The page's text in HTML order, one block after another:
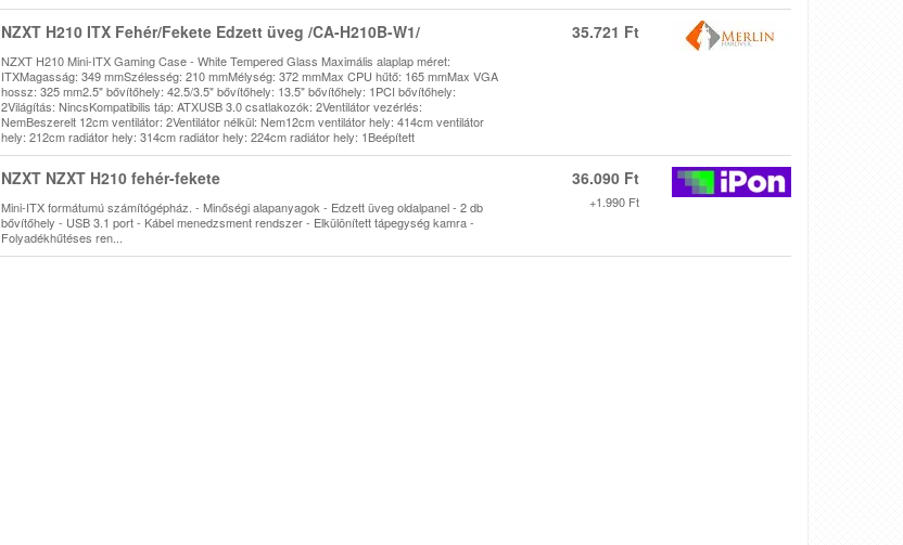
NZXT H210 ITX Fehér/Fekete Edzett üveg /CA-H210B-W1/
NZXT H210 Mini-ITX Gaming Case - White Tempered Glass Maximális alaplap méret:
ITXMagasság: 349 mmSzélesség: 210 mmMélység: 372 mmMax CPU hűtő: 165 mmMax VGA
hossz: 325 mm2.5" bővítőhely: 42.5/3.5" bővítőhely: 13.5" bővítőhely: 1PCI bővítőhely:
2Világítás: NincsKompatibilis táp: ATXUSB 3.0 csatlakozók: 2Ventilátor vezérlés:
NemBeszerelt 12cm ventilátor: 2Ventilátor nélkül: Nem12cm ventilátor hely: 414cm ventilátor
hely: 212cm radiátor hely: 314cm radiátor hely: 224cm radiátor hely: 1Beépített
35.721 Ft
NZXT NZXT H210 fehér-fekete
Mini-ITX formátumú számítógépház. - Minőségi alapanyagok - Edzett üveg oldalpanel - 2 db
bővítőhely - USB 3.1 port - Kábel menedzsment rendszer - Elkülönített tápegység kamra -
Folyadékhűtéses ren...
36.090 Ft
+1.990 Ft